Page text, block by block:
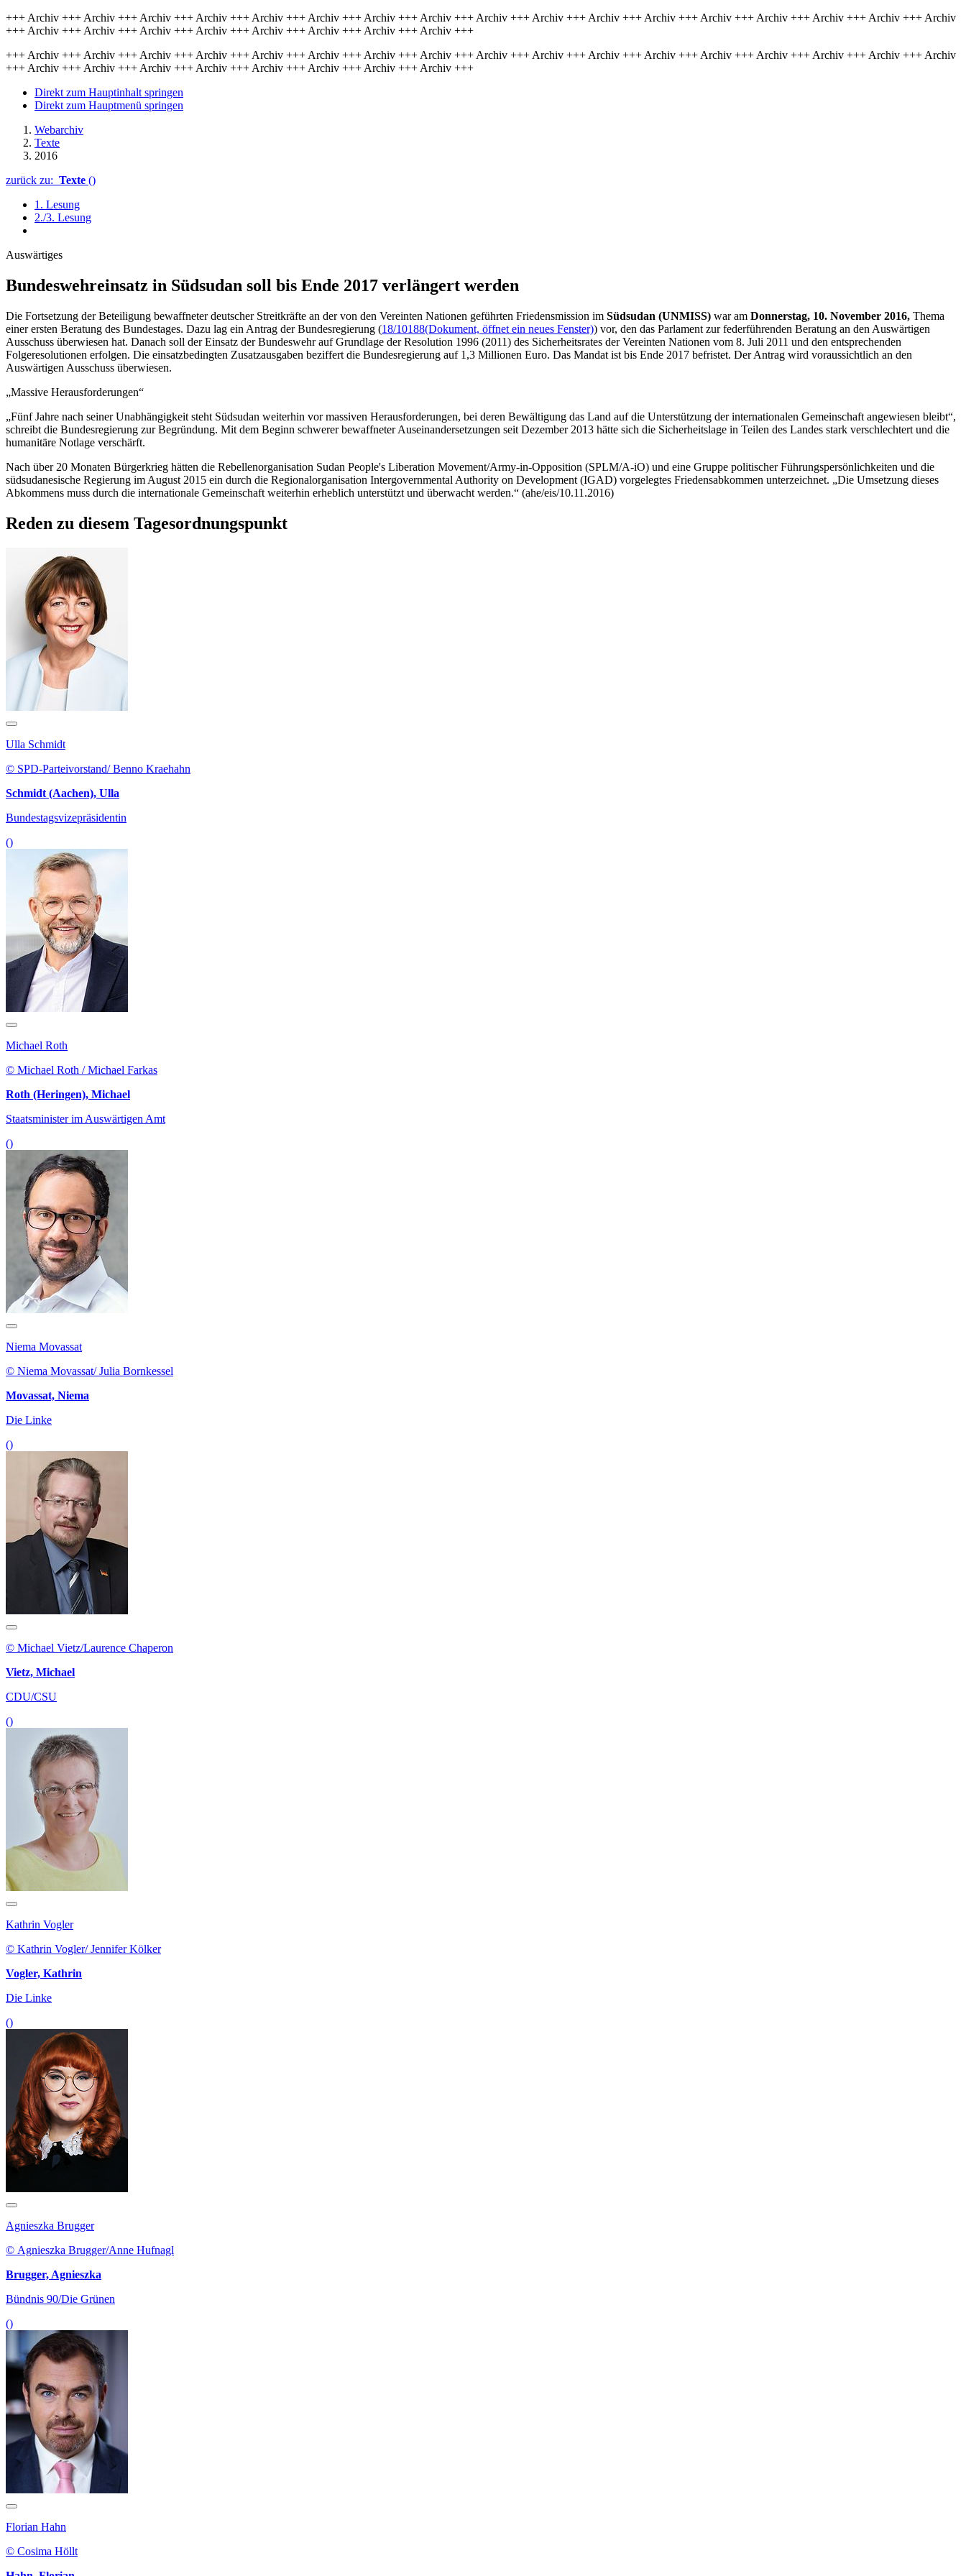
+++ Archiv +++ Archiv +++ Archiv +++ Archiv +++ Archiv +++ Archiv +++ Archiv +++ Archiv +++ Archiv +++ Archiv +++ Archiv +++ Archiv +++ Archiv +++ Archiv +++ Archiv +++ Archiv +++ Archiv
+++ Archiv +++ Archiv +++ Archiv +++ Archiv +++ Archiv +++ Archiv +++ Archiv +++ Archiv +++
+++ Archiv +++ Archiv +++ Archiv +++ Archiv +++ Archiv +++ Archiv +++ Archiv +++ Archiv +++ Archiv +++ Archiv +++ Archiv +++ Archiv +++ Archiv +++ Archiv +++ Archiv +++ Archiv +++ Archiv
+++ Archiv +++ Archiv +++ Archiv +++ Archiv +++ Archiv +++ Archiv +++ Archiv +++ Archiv +++
Direkt zum Hauptinhalt springen
Direkt zum Hauptmenü springen
Webarchiv
Texte
2016
zurück zu: Texte ()
1. Lesung
2./3. Lesung
Auswärtiges
Bundeswehreinsatz in Südsudan soll bis Ende 2017 verlängert werden
Die Fortsetzung der Beteiligung bewaffneter deutscher Streitkräfte an der von den Vereinten Nationen geführten Friedensmission im Südsudan (UNMISS) war am Donnerstag, 10. November 2016, Thema
einer ersten Beratung des Bundestages. Dazu lag ein Antrag der Bundesregierung (18/10188(Dokument, öffnet ein neues Fenster)) vor, den das Parlament zur federführenden Beratung an den Auswärtigen
Ausschuss überwiesen hat. Danach soll der Einsatz der Bundeswehr auf Grundlage der Resolution 1996 (2011) des Sicherheitsrates der Vereinten Nationen vom 8. Juli 2011 und den entsprechenden
Folgeresolutionen erfolgen. Die einsatzbedingten Zusatzausgaben beziffert die Bundesregierung auf 1,3 Millionen Euro. Das Mandat ist bis Ende 2017 befristet. Der Antrag wird voraussichtlich an den
Auswärtigen Ausschuss überwiesen.
„Massive Herausforderungen“
„Fünf Jahre nach seiner Unabhängigkeit steht Südsudan weiterhin vor massiven Herausforderungen, bei deren Bewältigung das Land auf die Unterstützung der internationalen Gemeinschaft angewiesen bleibt“,
schreibt die Bundesregierung zur Begründung. Mit dem Beginn schwerer bewaffneter Auseinandersetzungen seit Dezember 2013 hätte sich die Sicherheitslage in Teilen des Landes stark verschlechtert und die
humanitäre Notlage verschärft.
Nach über 20 Monaten Bürgerkrieg hätten die Rebellenorganisation Sudan People's Liberation Movement/Army-in-Opposition (SPLM/A-iO) und eine Gruppe politischer Führungspersönlichkeiten und die
südsudanesische Regierung im August 2015 ein durch die Regionalorganisation Intergovernmental Authority on Development (IGAD) vorgelegtes Friedensabkommen unterzeichnet. „Die Umsetzung dieses
Abkommens muss durch die internationale Gemeinschaft weiterhin erheblich unterstützt und überwacht werden.“ (ahe/eis/10.11.2016)
Reden zu diesem Tagesordnungspunkt
Ulla Schmidt
© SPD-Parteivorstand/ Benno Kraehahn
Schmidt (Aachen), Ulla
Bundestagsvizepräsidentin
()
Michael Roth
© Michael Roth / Michael Farkas
Roth (Heringen), Michael
Staatsminister im Auswärtigen Amt
()
Niema Movassat
© Niema Movassat/ Julia Bornkessel
Movassat, Niema
Die Linke
()
© Michael Vietz/Laurence Chaperon
Vietz, Michael
CDU/CSU
()
Kathrin Vogler
© Kathrin Vogler/ Jennifer Kölker
Vogler, Kathrin
Die Linke
()
Agnieszka Brugger
© Agnieszka Brugger/Anne Hufnagl
Brugger, Agnieszka
Bündnis 90/Die Grünen
()
Florian Hahn
© Cosima Höllt